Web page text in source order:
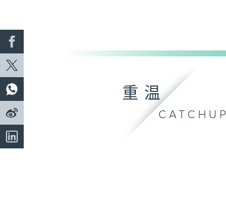
重温
CATCHUP